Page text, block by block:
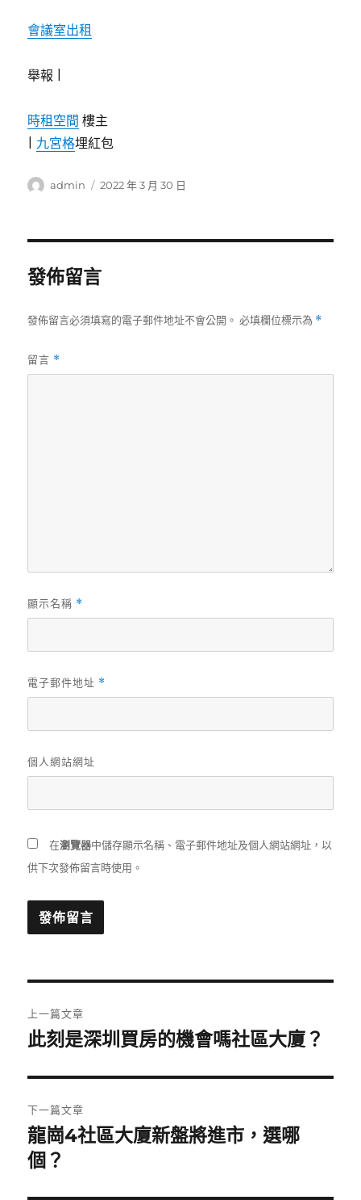
會議室出租
舉報 |
時租空間 樓主
九宮格埋紅包
作
admin
發
2022 年 3 月 30 日
發佈留言
發佈留言必須填寫的電子郵件地址不會公開。 必填欄位標示為 *
留言 *
顯示名稱 *
電子郵件地址 *
個人網站網址
在瀏覽器中儲存顯示名稱、電子郵件地址及個人網站網址，以
供下次發佈留言時使用。
章
覽
上一篇文章
上
篇
文
章:
此刻是深圳買房的機會嗎社區大廈？
下一篇文章
下
一
龍崗4社區大廈新盤將進市，選哪
個？